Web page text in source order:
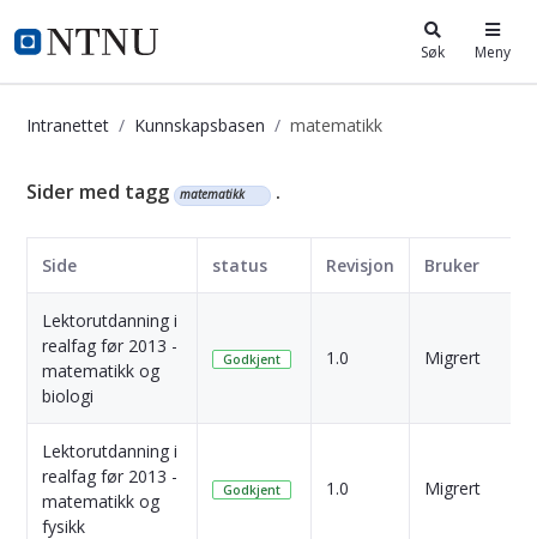
i.ntnu.no Søk Meny
Intranettet Kunnskapsbasen matematikk
Kunnskapsbasen
Sider med tagg matematikk .
Side status Revisjon Bruker
Lektorutdanning i
realfag før 2013 -
matematikk og
biologi
Godkjent 1.0 Migrert
Lektorutdanning i
realfag før 2013 -
matematikk og
fysikk
Godkjent 1.0 Migrert